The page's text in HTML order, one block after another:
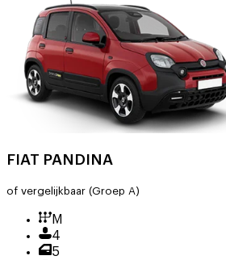
FIAT PANDINA
of vergelijkbaar (Groep A)
M
4
5